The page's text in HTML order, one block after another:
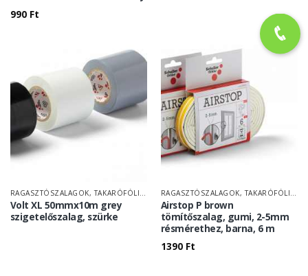
990 Ft
RAGASZTÓSZALAGOK, TAKARÓFÓLIÁK
Volt XL 50mmx10m grey
szigetelőszalag, szürke
RAGASZTÓSZALAGOK, TAKARÓFÓLIÁK
Airstop P brown
tömítőszalag, gumi, 2-5mm
résmérethez, barna, 6 m
1390 Ft